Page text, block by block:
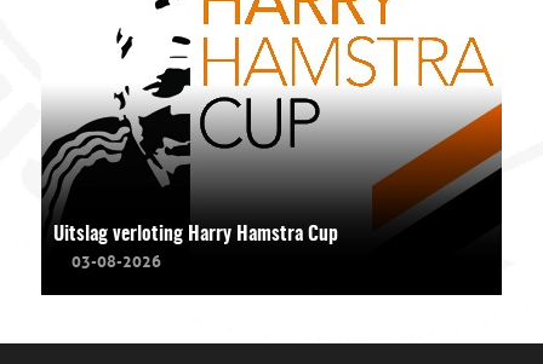
Uitslag verloting Harry Hamstra Cup
03-08-2026